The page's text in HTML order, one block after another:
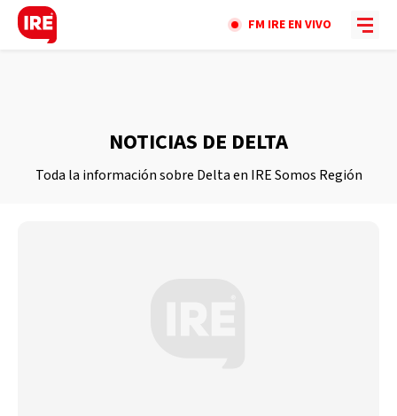
FM IRE EN VIVO
NOTICIAS DE DELTA
Toda la información sobre Delta en IRE Somos Región